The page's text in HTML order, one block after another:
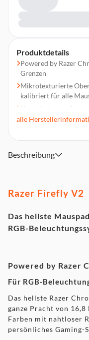
Produktdetails
Powered by Razer
Grenzen
Mikrotexturierte
kalibriert für alle
Komplett neuer
Optimierte
kontrollierte Spielstile
alle
Beschreibung
Razer Firefly V2
Das hellste
RGB-
Powered by Razer
Für RGB-
Das hellste Razer
ganze Pracht von
Farben mit nahtloser
persönliches Gaming-